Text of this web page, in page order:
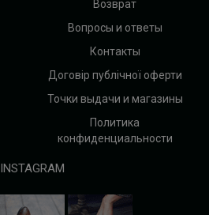
Возврат
Вопросы и ответы
Контакты
Договір публічної оферти
Точки выдачи и магазины
Политика
конфиденциальности
INSTAGRAM